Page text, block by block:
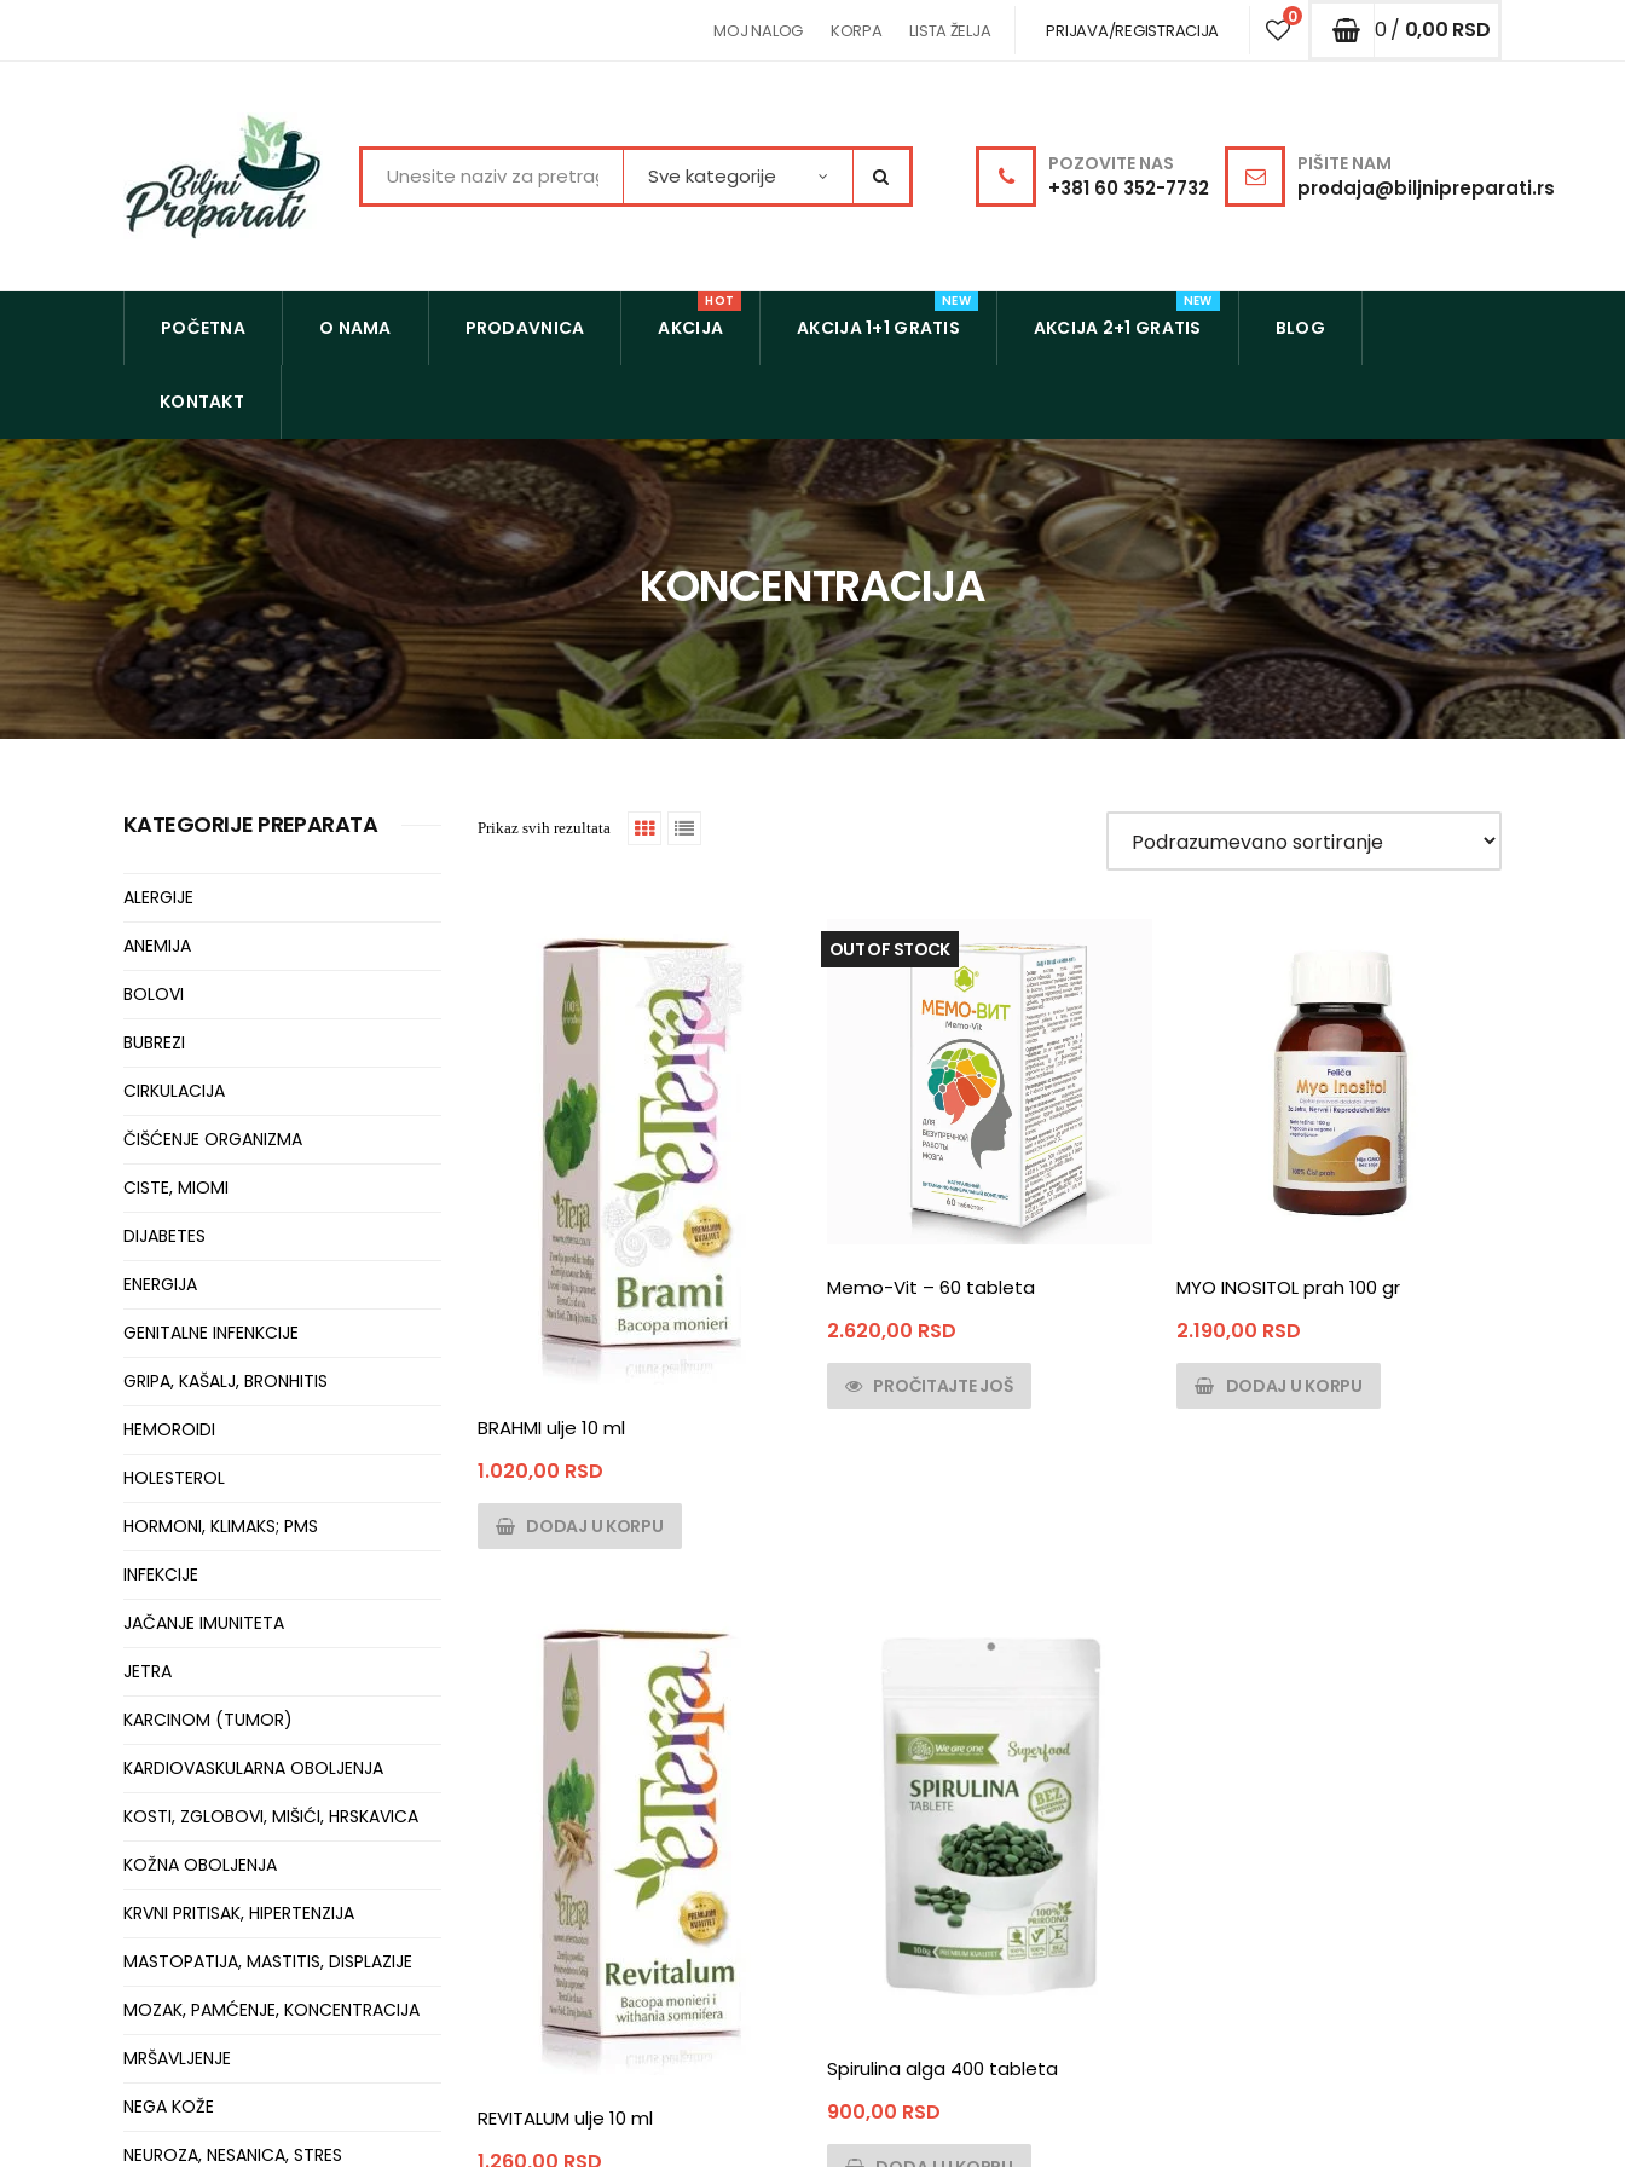
MOJ NALOG KORPA LISTA ŽELJA PRIJAVA/REGISTRACIJA
0 0 / 0,00 RSD
Sve kategorije POZOVITE NAS
+381 60 352-7732
PIŠITE NAM
prodaja@biljnipreparati.rs
POČETNA O NAMA PRODAVNICA AKCIJA
HOT
AKCIJA 1+1 GRATIS
NEW
AKCIJA 2+1 GRATIS
NEW
BLOG
KONTAKT
KONCENTRACIJA
Prikaz svih rezultata
BRAHMI ulje 10 ml
1.020,00 RSD
DODAJ U KORPU
OUT OF STOCK
Memo-Vit – 60 tableta
2.620,00 RSD
PROČITAJTE JOŠ
MYO INOSITOL prah 100 gr
2.190,00 RSD
DODAJ U KORPU
REVITALUM ulje 10 ml
Spirulina alga 400 tableta
900,00 RSD
KATEGORIJE PREPARATA
ALERGIJE
ANEMIJA
BOLOVI
BUBREZI
CIRKULACIJA
ČIŠĆENJE ORGANIZMA
CISTE, MIOMI
DIJABETES
ENERGIJA
GENITALNE INFENKCIJE
GRIPA, KAŠALJ, BRONHITIS
HEMOROIDI
HOLESTEROL
HORMONI, KLIMAKS; PMS
INFEKCIJE
JAČANJE IMUNITETA
JETRA
KARCINOM (TUMOR)
KARDIOVASKULARNA OBOLJENJA
KOSTI, ZGLOBOVI, MIŠIĆI, HRSKAVICA
KOŽNA OBOLJENJA
KRVNI PRITISAK, HIPERTENZIJA
MASTOPATIJA, MASTITIS, DISPLAZIJE
MOZAK, PAMĆENJE, KONCENTRACIJA
MRŠAVLJENJE
NEGA KOŽE
NEUROZA, NESANICA, STRES